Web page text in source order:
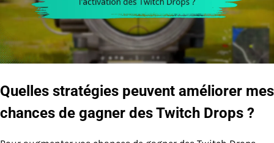
Quelles stratégies peuvent améliorer mes
chances de gagner des Twitch Drops ?